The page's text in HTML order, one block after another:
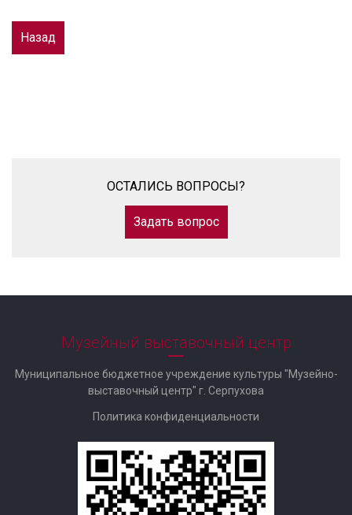
Назад
ОСТАЛИСЬ ВОПРОСЫ?
Задать вопрос
Музейный выставочный центр
Муниципальное бюджетное учреждение культуры "Музейно-
выставочный центр" г. Серпухова
Политика конфиденциальности